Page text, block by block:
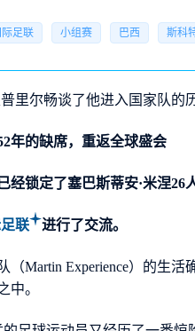
际足联 小组赛 巴西 斯科
里尔畅谈了他进入国家队的
年的缺席，重返全球盛会
经锁定了塞巴斯蒂安·米涅26
联 进行了交流。
（Martin Experience）的生
中。